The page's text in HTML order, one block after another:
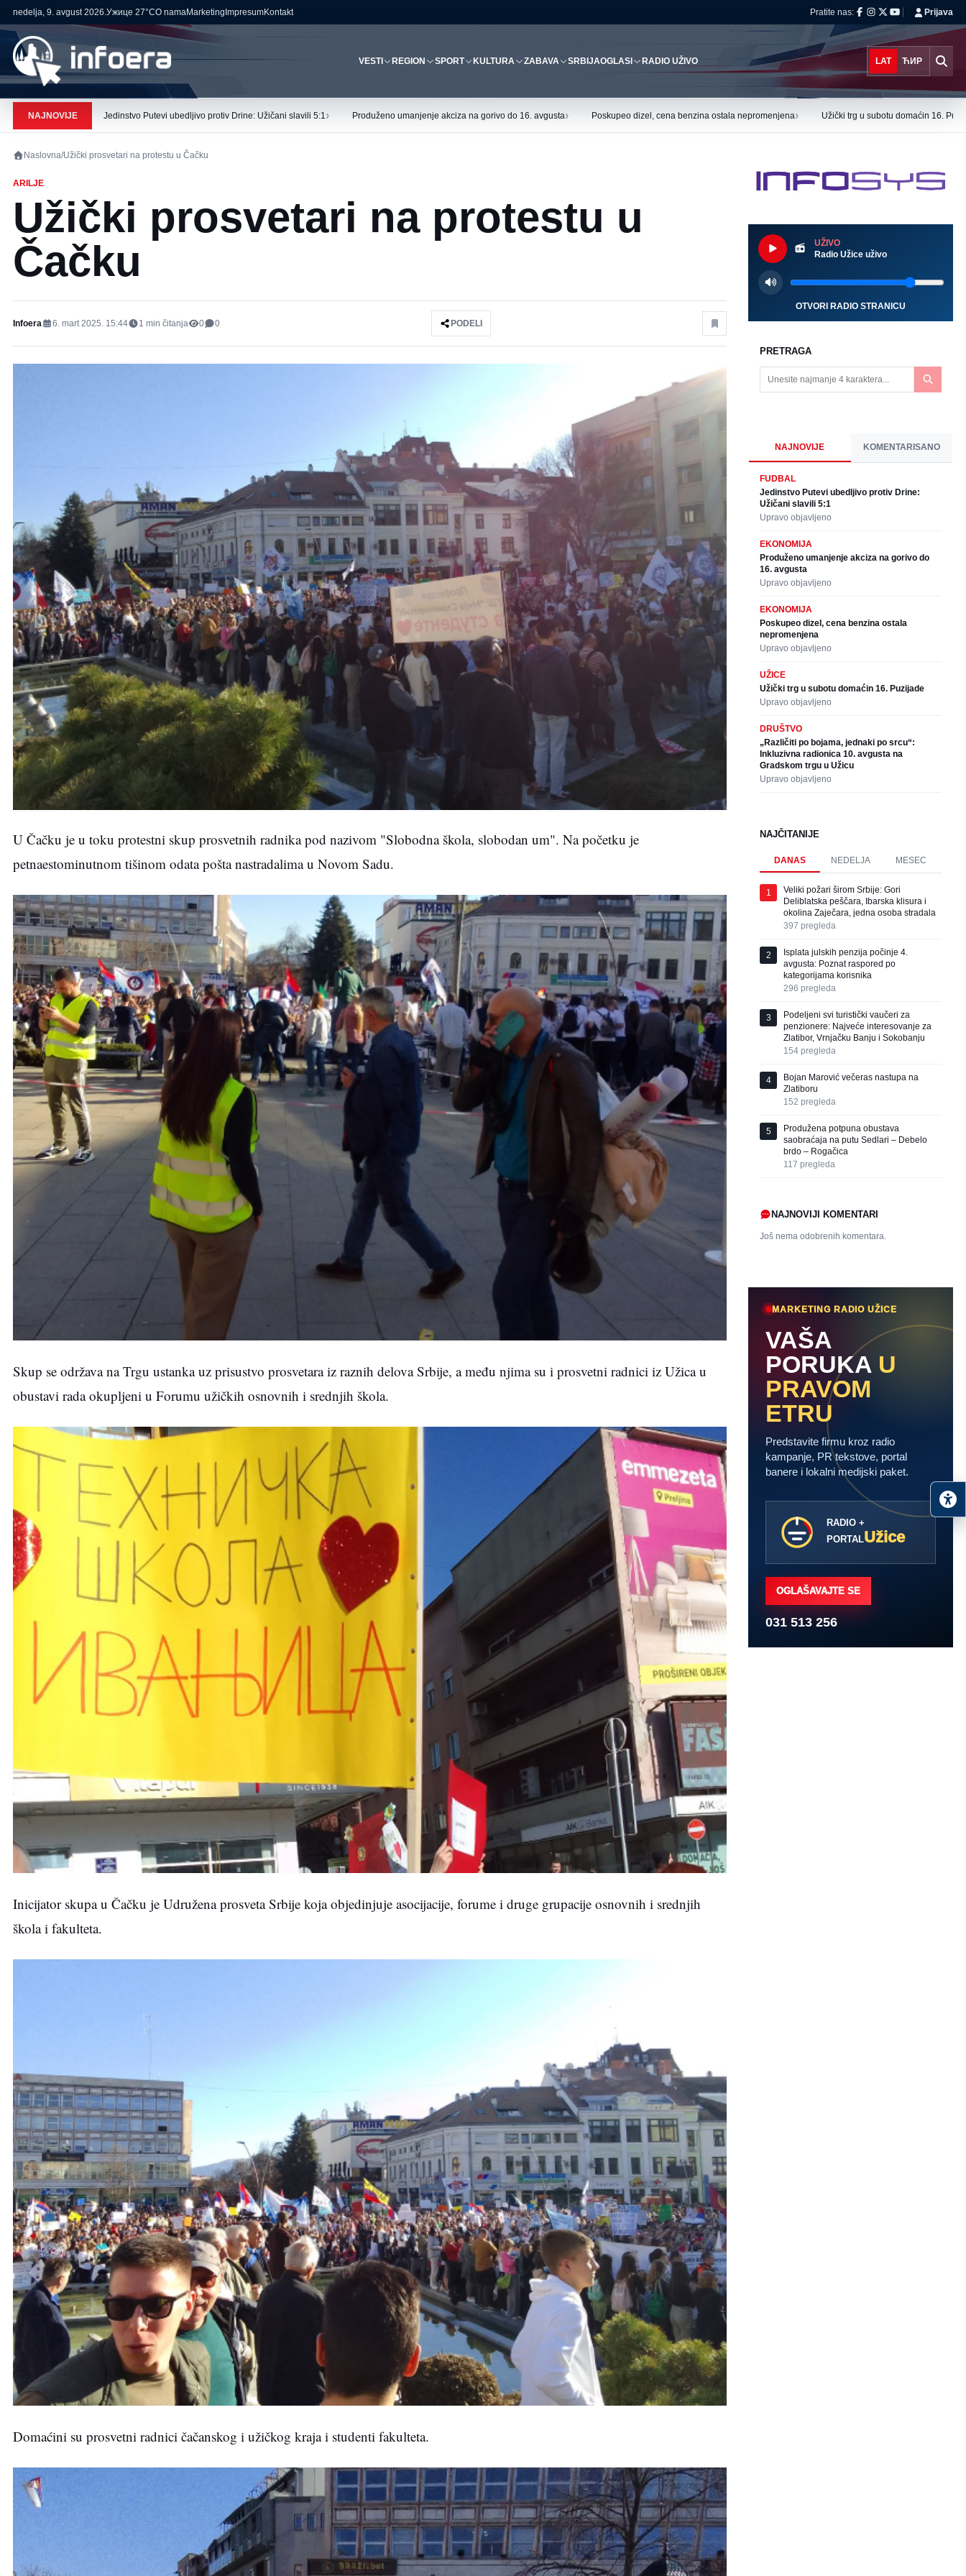
nedelja, 9. avgust 2026.Ужице 27°CO namaMarketing ImpresumKontakt Pratite nas: Prijava
VESTI REGION SPORT KULTURA ZABAVA SRBIJAOGLASI RADIO UŽIVO LAT ЋИР
NAJNOVIJE Jedinstvo Putevi ubedljivo protiv Drine: Užičani slavili 5:1› Produženo umanjenje akciza na gorivo do 16. avgusta› Poskupeo dizel, cena benzina ostala nepromenjena› Užički trg u subotu domaćin 16.
Naslovna/Užički prosvetari na protestu u Čačku
ARILJE
Užički prosvetari na protestu u
Čačku
Infoera 6. mart 2025. 15:44 1 min čitanja 0 0 PODELI
U Čačku je u toku protestni skup prosvetnih radnika pod nazivom "Slobodna škola, slobodan um". Na početku je
petnaestominutnom tišinom odata pošta nastradalima u Novom Sadu.
Skup se održava na Trgu ustanka uz prisustvo prosvetara iz raznih delova Srbije, a među njima su i prosvetni radnici iz Užica u
obustavi rada okupljeni u Forumu užičkih osnovnih i srednjih škola.
Inicijator skupa u Čačku je Udružena prosveta Srbije koja objedinjuje asocijacije, forume i druge grupacije osnovnih i srednjih
škola i fakulteta.
Domaćini su prosvetni radnici čačanskog i užičkog kraja i studenti fakulteta.
UŽIVO
Radio Užice uživo
OTVORI RADIO STRANICU
PRETRAGA
NAJNOVIJE KOMENTARISANO
FUDBAL
Jedinstvo Putevi ubedljivo protiv Drine:
Užičani slavili 5:1
Upravo objavljeno
EKONOMIJA
Produženo umanjenje akciza na gorivo do
16. avgusta
Upravo objavljeno
EKONOMIJA
Poskupeo dizel, cena benzina ostala
nepromenjena
Upravo objavljeno
UŽICE
Užički trg u subotu domaćin 16. Puzijade
Upravo objavljeno
DRUŠTVO
„Različiti po bojama, jednaki po srcu“:
Inkluzivna radionica 10. avgusta na
Gradskom trgu u Užicu
Upravo objavljeno
NAJČITANIJE
DANAS NEDELJA MESEC
1
Veliki požari širom Srbije: Gori
Deliblatska peščara, Ibarska klisura i
okolina Zaječara, jedna osoba stradala
397 pregleda
2
Isplata julskih penzija počinje 4.
avgusta: Poznat raspored po
kategorijama korisnika
296 pregleda
3
Podeljeni svi turistički vaučeri za
penzionere: Najveće interesovanje za
Zlatibor, Vrnjačku Banju i Sokobanju
154 pregleda
4
Bojan Marović večeras nastupa na
Zlatiboru
152 pregleda
5
Produžena potpuna obustava
saobraćaja na putu Sedlari – Debelo
brdo – Rogačica
117 pregleda
NAJNOVIJI KOMENTARI
Još nema odobrenih komentara.
MARKETING RADIO UŽICE
VAŠA
PORUKA U
PRAVOM
ETRU
Predstavite firmu kroz radio
kampanje, PR tekstove, portal
banere i lokalni medijski paket.
RADIO +
PORTALUžice
OGLAŠAVAJTE SE
031 513 256